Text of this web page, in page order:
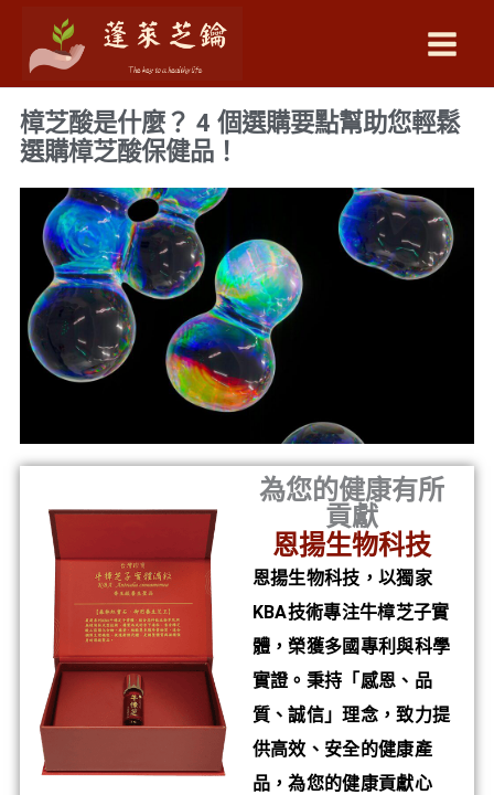
樟芝酸是什麼？ 4 個選購要點幫助您輕鬆
選購樟芝酸保健品！
為您的健康有所
貢獻
恩揚生物科技
恩揚生物科技，以獨家
KBA技術專注牛樟芝子實
體，榮獲多國專利與科學
實證。秉持「感恩、品
質、誠信」理念，致力提
供高效、安全的健康產
品，為您的健康貢獻心